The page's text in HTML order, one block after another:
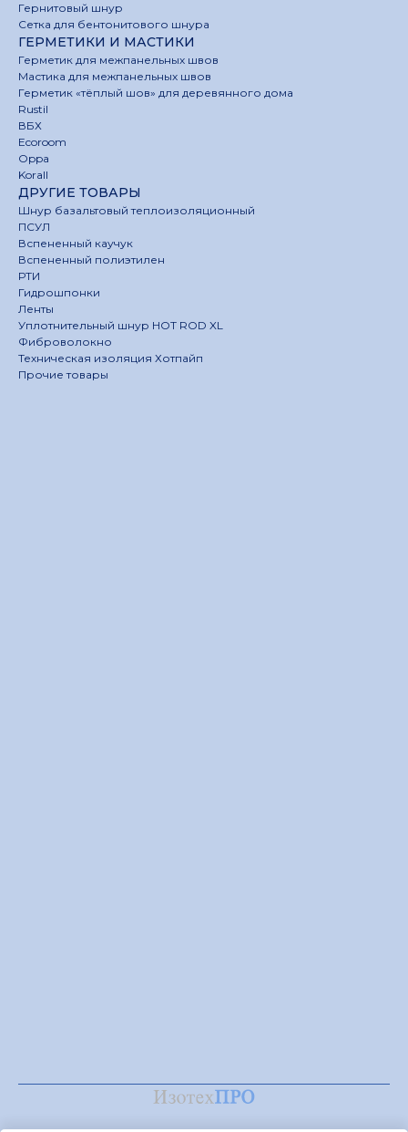
Гернитовый шнур
Сетка для бентонитового шнура
ГЕРМЕТИКИ И МАСТИКИ
Герметик для межпанельных швов
Мастика для межпанельных швов
Герметик «тёплый шов» для деревянного дома
Rustil
ВБХ
Ecoroom
Oppa
Korall
ДРУГИЕ ТОВАРЫ
Шнур базальтовый теплоизоляционный
ПСУЛ
Вспененный каучук
Вспененный полиэтилен
РТИ
Гидрошпонки
Ленты
Уплотнительный шнур HOT ROD XL
Фиброволокно
Техническая изоляция Хотпайп
Прочие товары